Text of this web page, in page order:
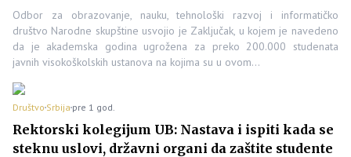
Odbor za obrazovanje, nauku, tehnološki razvoj i informatičko
društvo Narodne skupštine usvojio je Zaključak, u kojem je navedeno
da je akademska godina ugrožena za preko 200.000 studenata
javnih visokoškolskih ustanova na kojima su u ovom…
Društvo Srbija pre 1 god.
Rektorski kolegijum UB: Nastava i ispiti kada se
steknu uslovi, državni organi da zaštite studente